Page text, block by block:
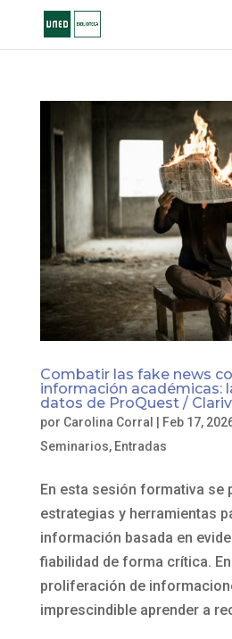
Combatir las fake news
información académicas:
datos de ProQuest /
por Carolina Corral Feb 17,
Seminarios, Entradas
En esta sesión formativa se
estrategias y herramientas
información basada en
fiabilidad de forma crítica.
proliferación de
imprescindible aprender a